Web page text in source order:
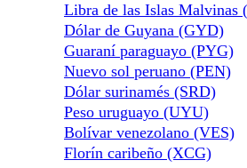
Libra de las Islas Malvinas
Dólar de Guyana (GYD)
Guaraní paraguayo (PYG)
Nuevo sol peruano (PEN)
Dólar surinamés (SRD)
Peso uruguayo (UYU)
Bolívar venezolano (VES)
Florín caribeño (XCG)